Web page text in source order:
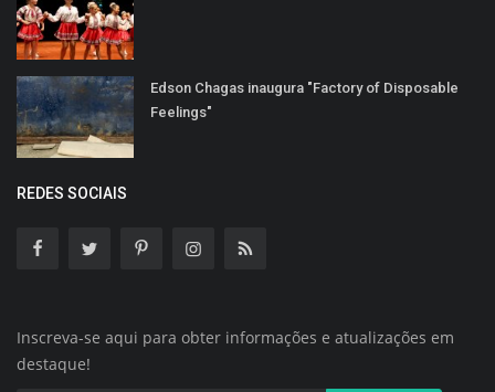
Edson Chagas inaugura "Factory of Disposable
Feelings"
REDES SOCIAIS
Inscreva-se aqui para obter informações e atualizações em
destaque!